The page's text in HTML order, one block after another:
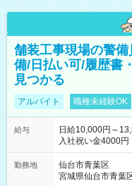
舗装工事現場の警
備/日払い可/履歴書
見つかる
アルバイト 職種未経験OK
給与
日給10,000円～
勤務地
仙台市青葉区
宮城県仙台市青葉